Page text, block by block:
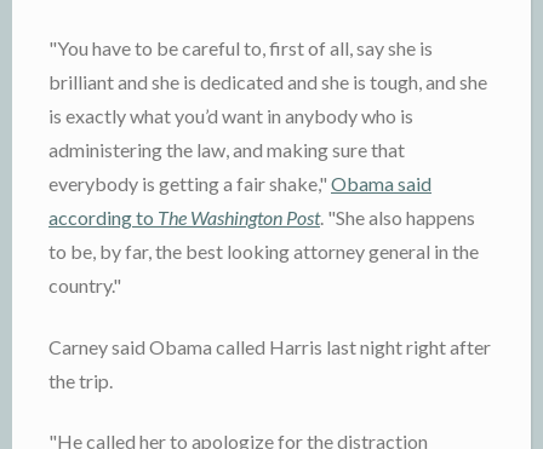
"You have to be careful to, first of all, say she is
brilliant and she is dedicated and she is tough, and she
is exactly what you’d want in anybody who is
administering the law, and making sure that
everybody is getting a fair shake," Obama said
according to The Washington Post. "She also happens
to be, by far, the best looking attorney general in the
country."
Carney said Obama called Harris last night right after
the trip.
"He called her to apologize for the distraction